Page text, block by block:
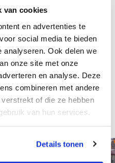
van cookies
en advertenties te
social media te bieden
analyseren. Ook delen we
onze site met onze
en analyse. Deze
combineren met andere
of die ze hebben
van hun services.
Details tonen